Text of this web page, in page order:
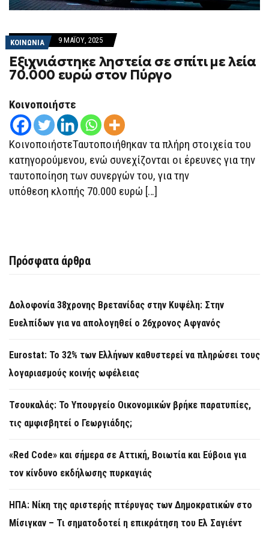
ΚΟΙΝΩΝΙΑ 9 ΜΑΪ́ΟΥ, 2025
Εξιχνιάστηκε ληστεία σε σπίτι με λεία
70.000 ευρώ στον Πύργο
Κοινοποιήστε
ΚοινοποιήστεΤαυτοποιήθηκαν τα πλήρη στοιχεία του
κατηγορούμενου, ενώ συνεχίζονται οι έρευνες για την
ταυτοποίηση των συνεργών του, για την
υπόθεση κλοπής 70.000 ευρώ […]
Πρόσφατα άρθρα
Δολοφονία 38χρονης Βρετανίδας στην Κυψέλη: Στην
Ευελπίδων για να απολογηθεί ο 26χρονος Αφγανός
Eurostat: Το 32% των Ελλήνων καθυστερεί να πληρώσει τους
λογαριασμούς κοινής ωφέλειας
Τσουκαλάς: Το Υπουργείο Οικονομικών βρήκε παρατυπίες,
τις αμφισβητεί ο Γεωργιάδης;
«Red Code» και σήμερα σε Αττική, Βοιωτία και Εύβοια για
τον κίνδυνο εκδήλωσης πυρκαγιάς
ΗΠΑ: Νίκη της αριστερής πτέρυγας των Δημοκρατικών στο
Μίσιγκαν – Τι σηματοδοτεί η επικράτηση του Ελ Σαγιέντ